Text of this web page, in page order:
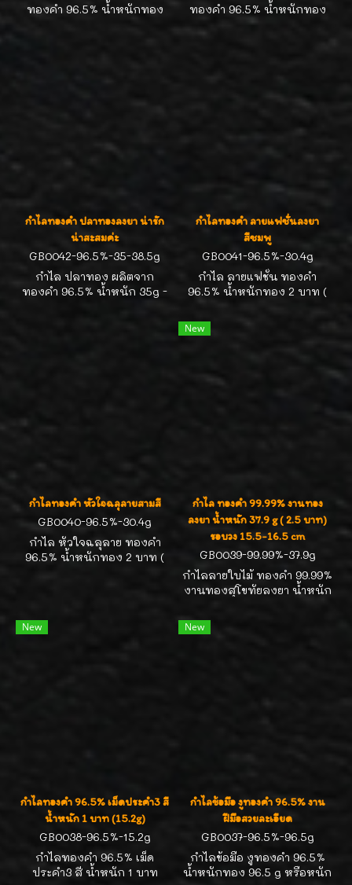
ทองคำ 96.5% น้ำหนักทอง
ทองคำ 96.5% น้ำหนักทอง
สองบาท ลงยาลายไทย งาน
สวยมีเอกลักษณ์ น่าสะสมค่ะ
กำไลทองคำ ปลาทองลงยา น่ารัก
น่าสะสมค่ะ
GB0042-96.5%-35-38.5g
กำไล ปลาทอง ผลิตจาก
ทองคำ 96.5% น้ำหนัก 35g -
กำไลทองคำ ลายแฟชั่นลงยา
สีชมพู
GB0041-96.5%-30.4g
กำไล ลายแฟชั่น ทองคำ
96.5% น้ำหนักทอง 2 บาท (
30.4g ) ลงยาสีชมพูสวยน่ารัก
ดีค่ะ
กำไลทองคำ หัวใจฉลุลายสามสี
GB0040-96.5%-30.4g
กำไล หัวใจฉลุลาย ทองคำ
96.5% น้ำหนักทอง 2 บาท (
New
กำไล ทองคำ 99.99% งานทอง
ลงยา น้ำหนัก 37.9 g ( 2.5 บาท)
รอบวง 15.5-16.5 cm
GB0039-99.99%-37.9g
กำไลลายใบไม้ ทองคำ 99.99%
งานทองสุโขทัยลงยา น้ำหนัก
New
กำไลทองคำ 96.5% เม็ดประคำ3 สี
น้ำหนัก 1 บาท (15.2g)
GB0038-96.5%-15.2g
กำไลทองคำ 96.5% เม็ด
ประคำ3 สี น้ำหนัก 1 บาท
New
กำไลข้อมือ งูทองคำ 96.5% งาน
ฝีมือสวยละเอียด
GB0037-96.5%-96.5g
กำไลข้อมือ งูทองคำ 96.5%
น้ำหนักทอง 96.5 g หรือหนัก